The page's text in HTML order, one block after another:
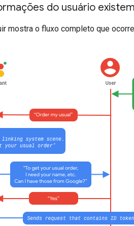
do usuário
mostra o fluxo completo que